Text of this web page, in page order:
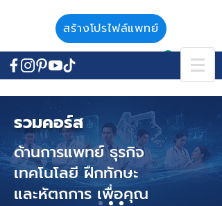
สร้างโปรไฟล์แพทย์
รวมคอร์ส
ด้านการแพทย์ ธุรกิจ
เทคโนโลยี ฝึกทักษะ
และหัตถการ เพื่อคุณ